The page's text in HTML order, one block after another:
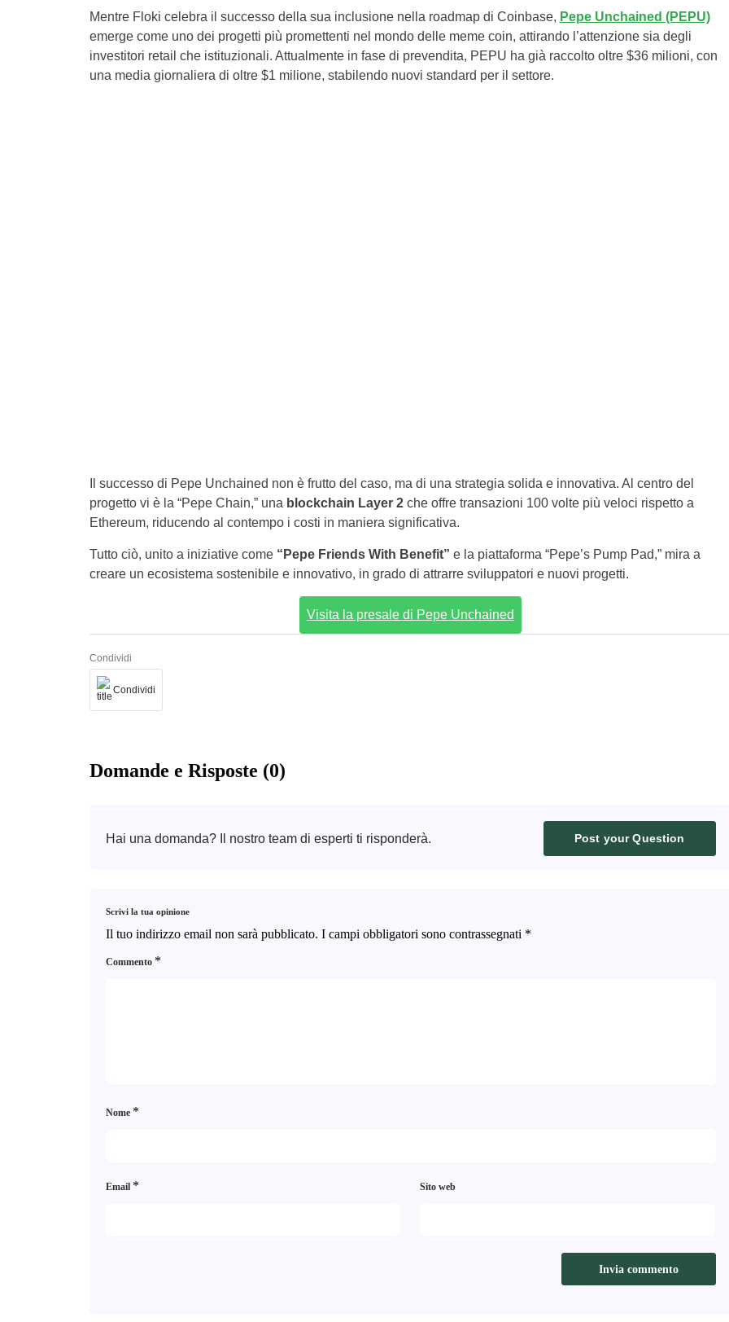
Mentre Floki celebra il successo della sua inclusione nella roadmap di Coinbase, Pepe Unchained (PEPU)
emerge come uno dei progetti più promettenti nel mondo delle meme coin, attirando l’attenzione sia degli
investitori retail che istituzionali. Attualmente in fase di prevendita, PEPU ha già raccolto oltre $36 milioni, con
una media giornaliera di oltre $1 milione, stabilendo nuovi standard per il settore.
Il successo di Pepe Unchained non è frutto del caso, ma di una strategia solida e innovativa. Al centro del
progetto vi è la “Pepe Chain,” una blockchain Layer 2che offre transazioni 100 volte più veloci rispetto a
Ethereum, riducendo al contempo i costi in maniera significativa.
Tutto ciò, unito a iniziative come“Pepe Friends With Benefit” e la piattaforma “Pepe’s Pump Pad,” mira a
creare un ecosistema sostenibile e innovativo, in grado di attrarre sviluppatori e nuovi progetti.
Visita la presale di Pepe Unchained
Condividi
Condividi
Domande e Risposte (0)
Hai una domanda? Il nostro team di esperti ti risponderà. Post your Question
Scrivi la tua opinione
Il tuo indirizzo email non sarà pubblicato. I campi obbligatori sono contrassegnati *
Commento *
Nome *
Email * Sito web